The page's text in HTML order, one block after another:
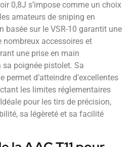
0,8J s’impose comme un choix
amateurs de sniping en
basée sur le VSR-10 garantit une
accessoires et
une prise en main
poignée pistolet. Sa
permet d’atteindre d’excellentes
les limites réglementaires
pour les tirs de précision,
sa légèreté et sa facilité